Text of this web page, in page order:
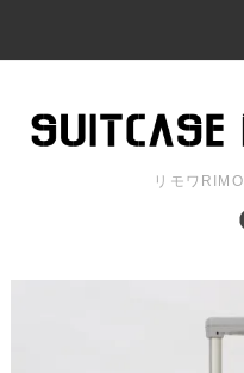
リモワ